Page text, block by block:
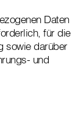
Daten
für die
sowie darüber
und